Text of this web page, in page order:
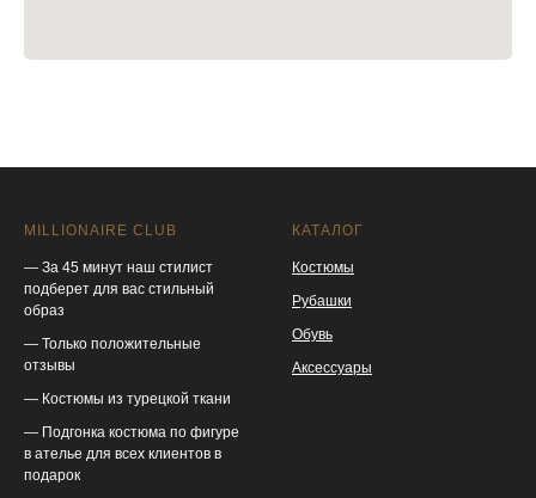
MILLIONAIRE CLUB
— За 45 минут наш стилист
подберет для вас стильный
образ
— Только положительные
отзывы
— Костюмы из турецкой ткани
— Подгонка костюма по фигуре
в ателье для всех клиентов в
подарок
КАТАЛОГ
Костюмы
Рубашки
Обувь
Аксессуары